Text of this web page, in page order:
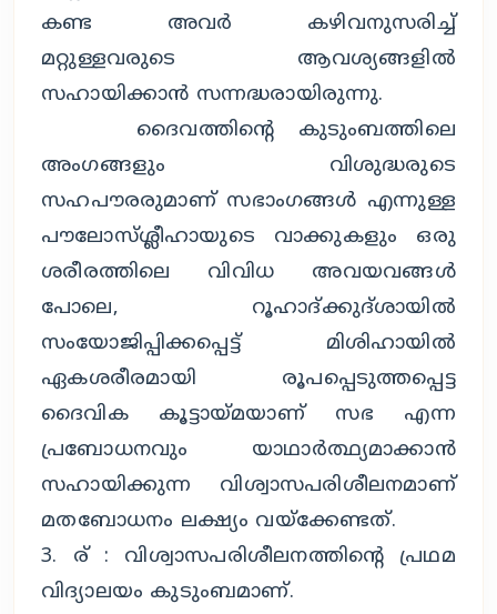
കണ്ട അവര്‍ കഴിവനുസരിച്ച്
മറ്റുള്ളവരുടെ ആവശ്യങ്ങളില്‍
സഹായിക്കാന്‍ സന്നദ്ധരായിരുന്നു.
ദൈവത്തിന്റെ കുടുംബത്തിലെ
അംഗങ്ങളും വിശുദ്ധരുടെ
സഹപൗരരുമാണ് സഭാംഗങ്ങള്‍ എന്നുള്ള
പൗലോസ്ശ്ലീഹായുടെ വാക്കുകളും ഒരു
ശരീരത്തിലെ വിവിധ അവയവങ്ങള്‍
പോലെ, റൂഹാദ്ക്കുദ്ശായില്‍
സംയോജിപ്പിക്കപ്പെട്ട് മിശിഹായില്‍
ഏകശരീരമായി രൂപപ്പെടുത്തപ്പെട്ട
ദൈവിക കൂട്ടായ്മയാണ് സഭ എന്ന
പ്രബോധനവും യാഥാര്‍ത്ഥ്യമാക്കാന്‍
സഹായിക്കുന്ന വിശ്വാസപരിശീലനമാണ്
മതബോധനം ലക്ഷ്യം വയ്‌ക്കേണ്ടത്.
3. ര് : വിശ്വാസപരിശീലനത്തിന്റെ പ്രഥമ
വിദ്യാലയം കുടുംബമാണ്.